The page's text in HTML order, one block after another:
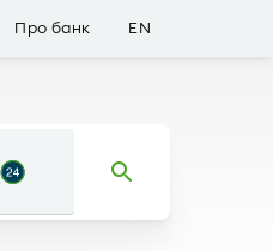
Про банк EN